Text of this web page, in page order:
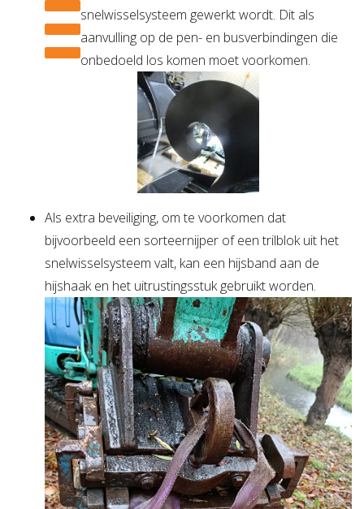
snelwisselsysteem gewerkt wordt. Dit als
aanvulling op de pen- en busverbindingen die
onbedoeld los komen moet voorkomen.
Als extra beveiliging, om te voorkomen dat
bijvoorbeeld een sorteernijper of een trilblok uit het
snelwisselsysteem valt, kan een hijsband aan de
hijshaak en het uitrustingsstuk gebruikt worden.